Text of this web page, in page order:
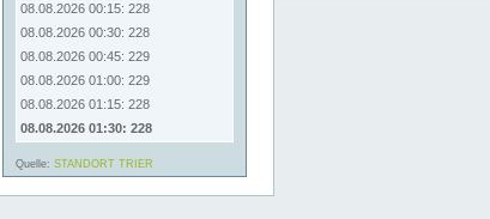
08.08.2026 00:15: 228
08.08.2026 00:30: 228
08.08.2026 00:45: 229
08.08.2026 01:00: 229
08.08.2026 01:15: 228
08.08.2026 01:30: 228
Quelle: STANDORT TRIER